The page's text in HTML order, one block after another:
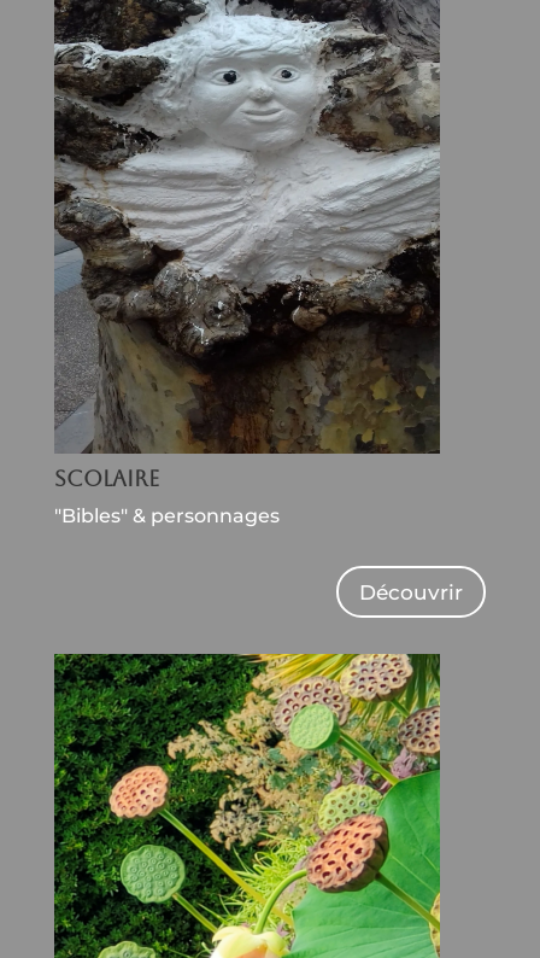
Scolaire
"Bibles" & personnages
Découvrir